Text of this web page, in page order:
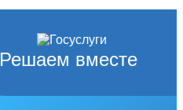
Решаем вместе